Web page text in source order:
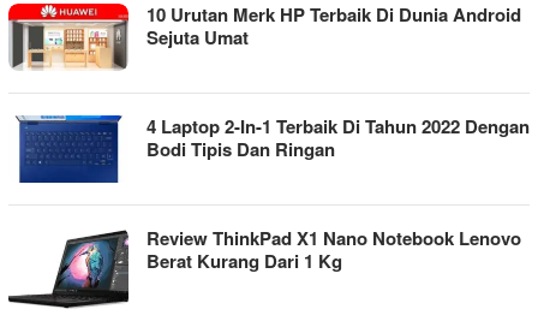
10 Urutan Merk HP Terbaik Di Dunia Android
Sejuta Umat
4 Laptop 2-In-1 Terbaik Di Tahun 2022 Dengan
Bodi Tipis Dan Ringan
Review ThinkPad X1 Nano Notebook Lenovo
Berat Kurang Dari 1 Kg